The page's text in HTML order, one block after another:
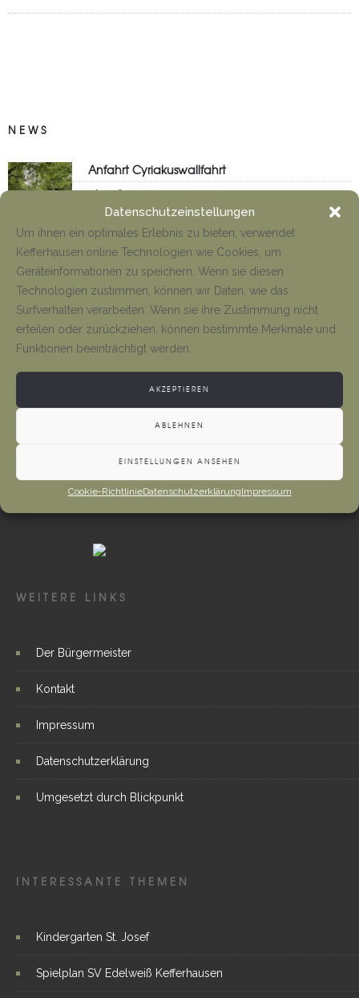
Datenschutzeinstellungen
Um ihnen ein optimales Erlebnis zu bieten, verwendet
Kefferhausen.online Technologien wie Cookies, um
Geräteinformationen zu speichern. Wenn sie diesen
Technologien zustimmen, können wir Daten, wie das
Surfverhalten verarbeiten. Wenn sie ihre Zustimmung nicht
erteilen oder zurückziehen, können bestimmte Merkmale und
Funktionen beeinträchtigt werden.
AKZEPTIEREN
ABLEHNEN
EINSTELLUNGEN ANSEHEN
Cookie-RichtlinieDatenschutzerklärungImpressum
NEWS
Anfahrt Cyriakuswallfahrt
Tino Jäger 1. August 2026
Neueröffnung Gaststätte
Gottesdienste und Vermeldungen
Tino Jäger 1. August 2026
WEITERE LINKS
Der Bürgermeister
Kontakt
Impressum
Datenschutzerklärung
Umgesetzt durch Blickpunkt
INTERESSANTE THEMEN
Kindergarten St. Josef
Spielplan SV Edelweiß Kefferhausen